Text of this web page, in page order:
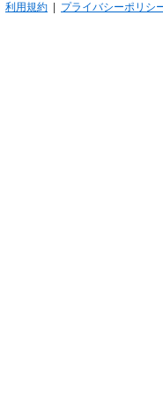
利用規約 プライバシーポリシ